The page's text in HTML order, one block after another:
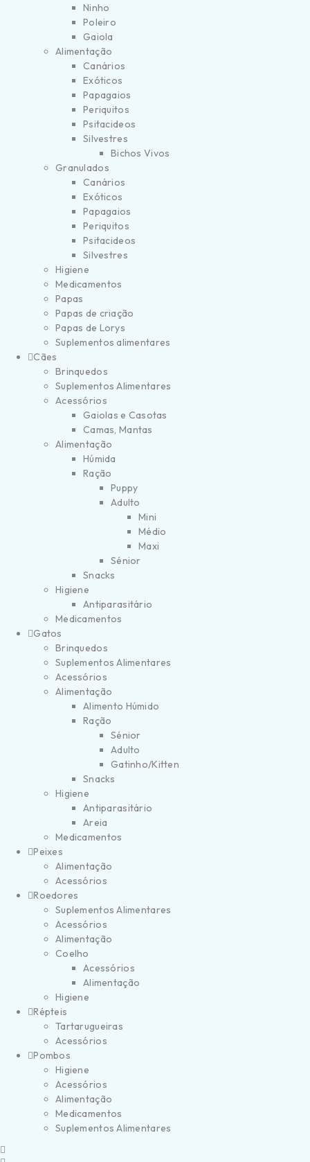
Ninho
Poleiro
Gaiola
Alimentação
Canários
Exóticos
Papagaios
Periquitos
Psitacideos
Silvestres
Bichos Vivos
Granulados
Canários
Exóticos
Papagaios
Periquitos
Psitacideos
Silvestres
Higiene
Medicamentos
Papas
Papas de criação
Papas de Lorys
Suplementos alimentares
Cães
Brinquedos
Suplementos Alimentares
Acessórios
Gaiolas e Casotas
Camas, Mantas
Alimentação
Húmida
Ração
Puppy
Adulto
Mini
Médio
Maxi
Sénior
Snacks
Higiene
Antiparasitário
Medicamentos
Gatos
Brinquedos
Suplementos Alimentares
Acessórios
Alimentação
Alimento Húmido
Ração
Sénior
Adulto
Gatinho/Kitten
Snacks
Higiene
Antiparasitário
Areia
Medicamentos
Peixes
Alimentação
Acessórios
Roedores
Suplementos Alimentares
Acessórios
Alimentação
Coelho
Acessórios
Alimentação
Higiene
Répteis
Tartarugueiras
Acessórios
Pombos
Higiene
Acessórios
Alimentação
Medicamentos
Suplementos Alimentares